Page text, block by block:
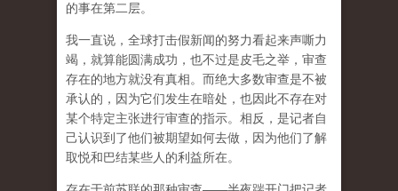
的事在第二层。
我一直说，全球打击假新闻的努力看起来声嘶力
竭，就算能圆满成功，也不过是皮毛之举，审查
存在的地方就没有真相。而绝大多数审查是不被
承认的，因为它们发生在暗处，也因此不存在对
某个特定主张进行审查的指示。相反，是记者自
己认识到了他们被期望如何去做，因为他们了解
取悦和巴结某些人的利益所在。